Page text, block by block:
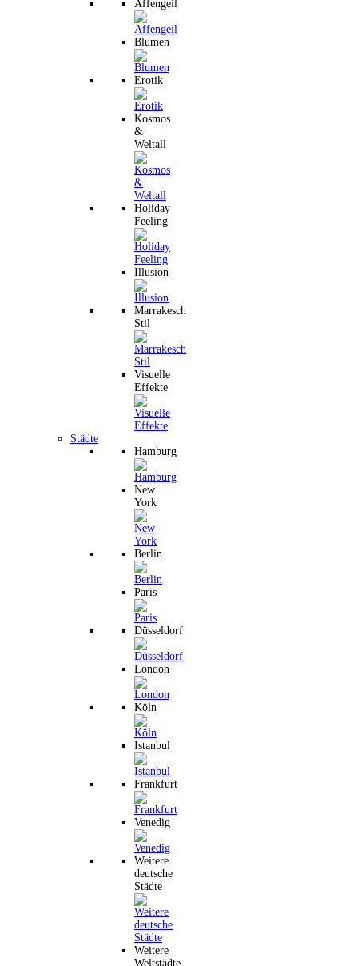
Affengeil
Blumen
Erotik
Kosmos
&
Weltall
Holiday
Feeling
Illusion
Marrakesch
Stil
Visuelle
Effekte
Städte
Hamburg
New
York
Berlin
Paris
Düsseldorf
London
Köln
Istanbul
Frankfurt
Venedig
Weitere
deutsche
Städte
Weitere
Weltstädte